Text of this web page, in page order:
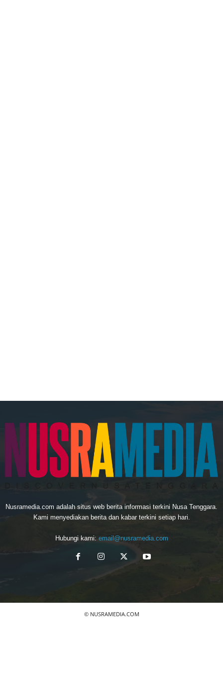
Nusramedia.com adalah situs web berita informasi terkini Nusa Tenggara.
Kami menyediakan berita dan kabar terkini setiap hari.
Hubungi kami: email@nusramedia.com
© NUSRAMEDIA.COM